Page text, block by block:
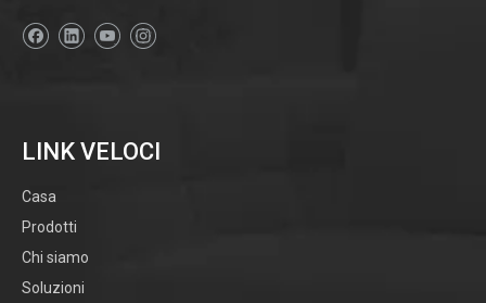
LINK VELOCI
Casa
Prodotti
Chi siamo
Soluzioni